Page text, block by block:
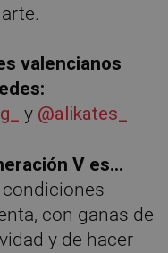
valencianos
y @alikates_
V es…
condiciones
con ganas de
y de hacer